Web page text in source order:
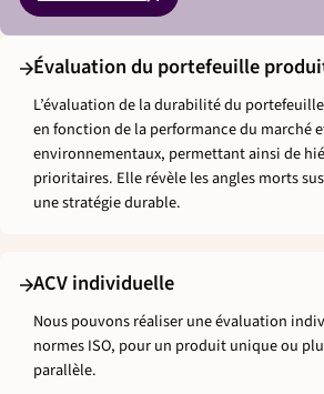
Évaluation du portefeuille
L’évaluation de la durabilité du
en fonction de la performance du marché
environnementaux, permettant ainsi de
prioritaires. Elle révèle les angles morts
une stratégie durable.
ACV individuelle
Nous pouvons réaliser une évaluation
normes ISO, pour un produit unique ou
parallèle.